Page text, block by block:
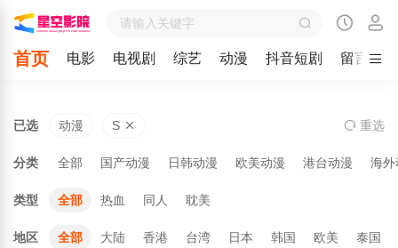
首页 电影 电视剧 综艺 动漫 抖音短剧 留言
已选 动漫 S 重选
分类 全部 国产动漫 日韩动漫 欧美动漫 港台动漫 海外
类型 全部 热血 同人 耽美
地区 全部 大陆 香港 台湾 日本 韩国 欧美 泰国